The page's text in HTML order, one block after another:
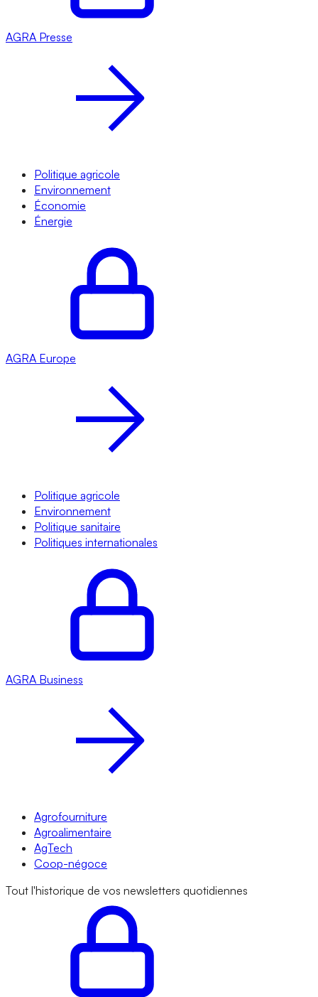
AGRA Presse
Politique agricole
Environnement
Économie
Énergie
AGRA Europe
Politique agricole
Environnement
Politique sanitaire
Politiques internationales
AGRA Business
Agrofourniture
Agroalimentaire
AgTech
Coop-négoce
Tout l'historique de vos newsletters quotidiennes